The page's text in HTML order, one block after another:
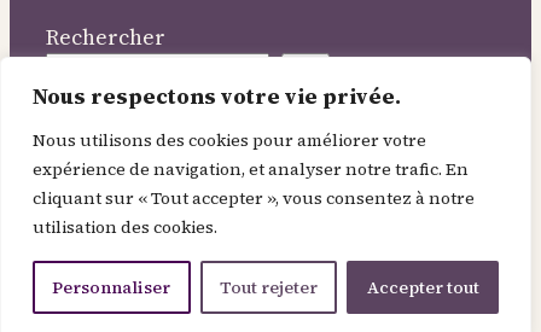
Nous respectons votre vie privée.
Nous utilisons des cookies pour améliorer votre
expérience de navigation, et analyser notre trafic. En
cliquant sur « Tout accepter », vous consentez à notre
utilisation des cookies.
Personnaliser Tout rejeter Accepter tout
Rechercher
Informations
À Propos
Contact
Politique de confidentialité